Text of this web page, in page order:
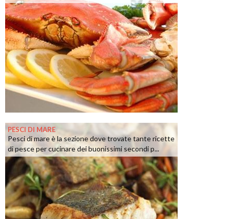
PESCI DI MARE
Pesci di mare è la sezione dove trovate tante ricette
di pesce per cucinare dei buonissimi secondi p...